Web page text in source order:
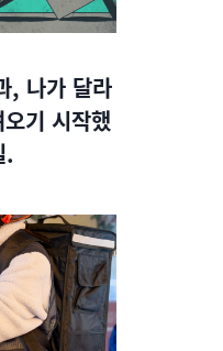
, 나가 달라
기 시작했
.